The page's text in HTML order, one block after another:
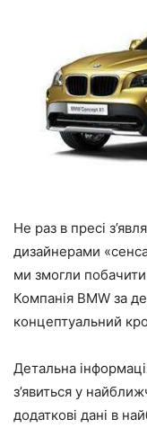
Не раз в пресі
дизайнерами
ми змогли
Компанія BMW за
концептуальний
Детальна
з’явиться у
додаткові дані в